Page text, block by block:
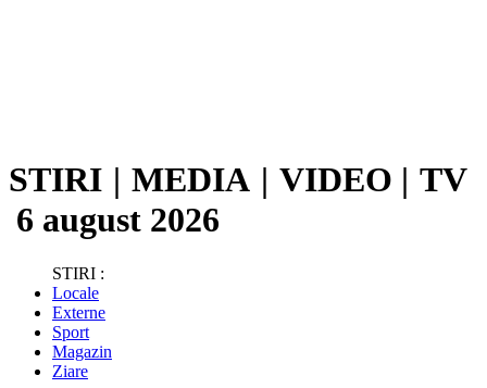
STIRI | MEDIA | VIDEO | TV
6 august 2026
STIRI :
Locale
Externe
Sport
Magazin
Ziare